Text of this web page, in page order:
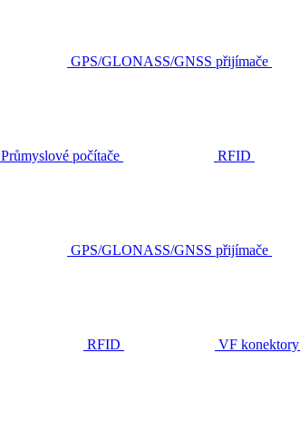
GPS/GLONASS/GNSS přijímače
Průmyslové počítače RFID
GPS/GLONASS/GNSS přijímače
RFID VF konektory